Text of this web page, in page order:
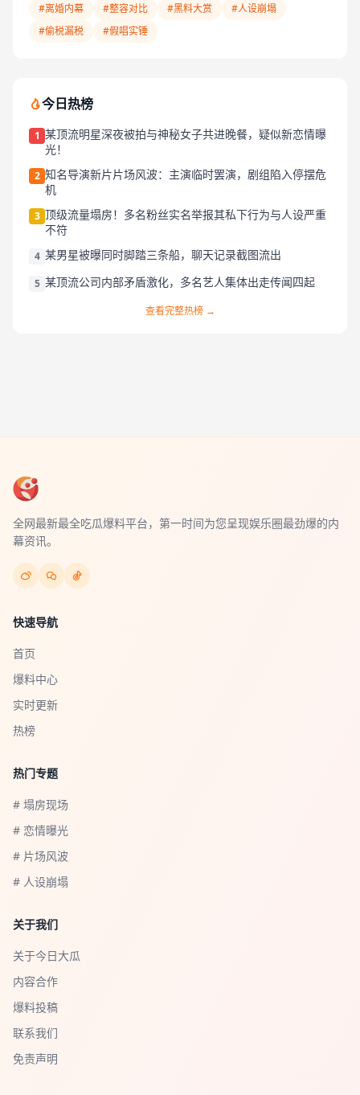
#离婚内幕
#整容对比 #黑料大赏
#人设崩塌
#偷税漏税
#假唱实锤
今日热榜
1 某顶流明星深夜被拍与神秘女子共进晚餐，疑似新恋情曝
光！
2 知名导演新片片场风波：主演临时罢演，剧组陷入停摆危
机
3 顶级流量塌房！多名粉丝实名举报其私下行为与人设严重
不符
4 某男星被曝同时脚踏三条船，聊天记录截图流出
5 某顶流公司内部矛盾激化，多名艺人集体出走传闻四起
查看完整热榜 →
全网最新最全吃瓜爆料平台，第一时间为您呈现娱乐圈最劲爆的内
幕资讯。
快速导航
首页
爆料中心
实时更新
热榜
热门专题
# 塌房现场
# 恋情曝光
# 片场风波
# 人设崩塌
关于我们
关于今日大瓜
内容合作
爆料投稿
联系我们
免责声明